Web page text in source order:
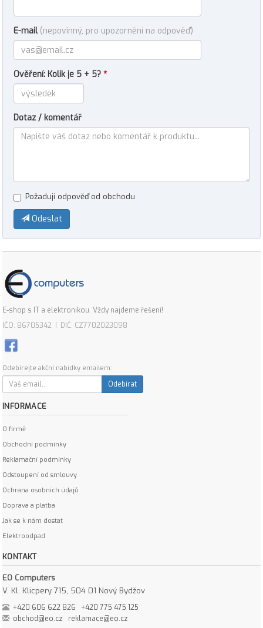
E-mail (nepovinný, pro upozornění na odpověď)
Ověření: Kolik je 5 + 5? *
Dotaz / komentář
Požaduji odpověď od obchodu
Odeslat
E-shop s IT a elektronikou. Vždy najdeme řešení!
IČO: 86705342 | DIČ: CZ7702023098
Odebírejte akční nabídky emailem:
Odebírat
INFORMACE
O firmě
Obchodní podmínky
Reklamační podmínky
Odstoupení od smlouvy
Ochrana osobních údajů
Doprava a platba
Jak se k nám dostat
Elektroodpad
KONTAKT
EO Computers
V. Kl. Klicpery 715, 504 01 Nový Bydžov
+420 606 622 826
+420 775 475 125
obchod@eo.cz
reklamace@eo.cz